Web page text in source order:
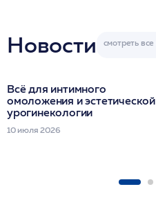
Новости
Всё для интимного
омоложения и эстетической
урогинекологии
10 июля 2026